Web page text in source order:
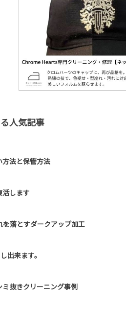
人気記事
法と保管方法
します
落とすダークアップ加工
出来ます。
抜きクリーニング事例